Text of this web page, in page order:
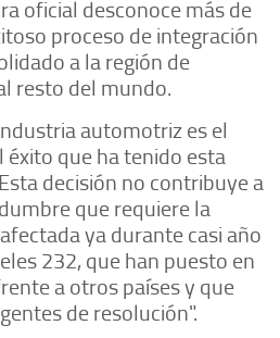
oficial desconoce más de
proceso de integración
a la región de
resto del mundo.
automotriz es el
que ha tenido esta
decisión no contribuye a
que requiere la
ya durante casi año
232, que han puesto en
a otros países y que
de resolución".